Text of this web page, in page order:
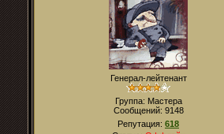
Генерал-лейтенант
Группа: Мастера
Сообщений: 9148
Репутация: 618